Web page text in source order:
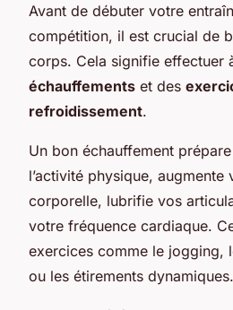
Avant de débuter votre
compétition, il est crucial de
corps. Cela signifie effectuer
échauffements et des
refroidissement.
Un bon échauffement
l’activité physique, augmente
corporelle, lubrifie vos
votre fréquence cardiaque.
exercices comme le jogging,
ou les étirements dynamiques.